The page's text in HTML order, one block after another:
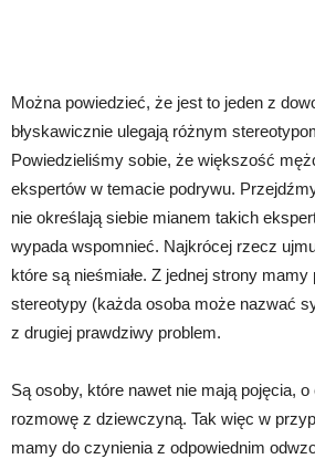
Można powiedzieć, że jest to jeden z
błyskawicznie ulegają różnym
Powiedzieliśmy sobie, że większość
ekspertów w temacie podrywu.
nie określają siebie mianem takich
wypada wspomnieć. Najkrócej rzecz
które są nieśmiałe. Z jednej strony
stereotypy (każda osoba może nazwać
z drugiej prawdziwy problem.
Są osoby, które nawet nie mają pojęcia,
rozmowę z dziewczyną. Tak więc w
mamy do czynienia z odpowiednim